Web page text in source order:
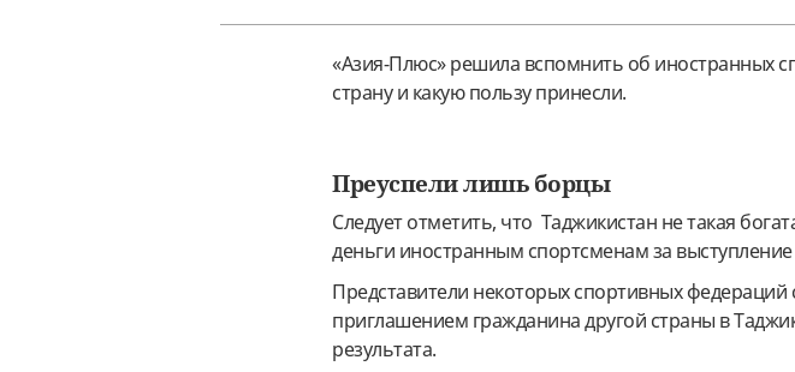
«Азия-Плюс» решила вспомнить об иностранных
страну и какую пользу принесли.
Преуспели лишь борцы
Следует отметить, что Таджикистан не такая
деньги иностранным спортсменам за
Представители некоторых спортивных
приглашением гражданина другой страны в
результата.